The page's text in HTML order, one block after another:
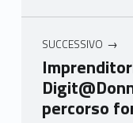
SUCCESSIVO
percorso